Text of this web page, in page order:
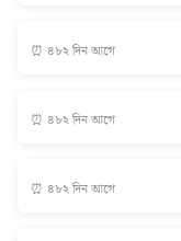
⏰ ৪৮২ দিন আগে
⏰ ৪৮২ দিন আগে
⏰ ৪৮২ দিন আগে